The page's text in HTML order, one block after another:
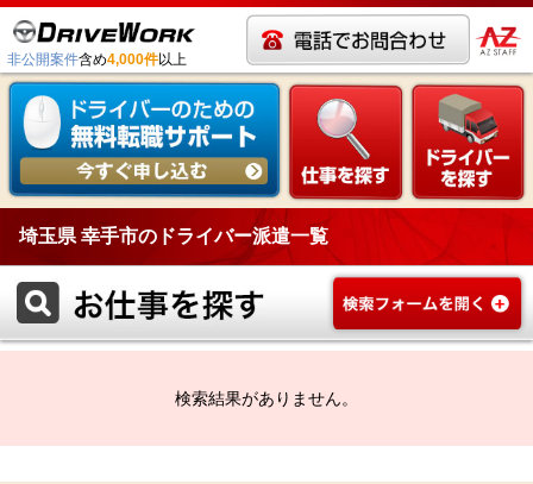
非公開案件含め4,000件以上
埼玉県 幸手市のドライバー派遣一覧
検索結果がありません。